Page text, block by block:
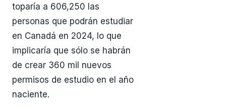
toparía a 606,250 las
personas que podrán estudiar
en Canadá en 2024, lo que
implicaría que sólo se habrán
de crear 360 mil nuevos
permisos de estudio en el año
naciente.